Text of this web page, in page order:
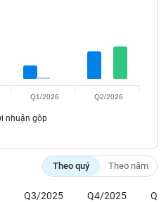
nhuận gộp
Q1/2026 Q2/2026
Theo quý Theo năm
Q3/2025 Q4/2025